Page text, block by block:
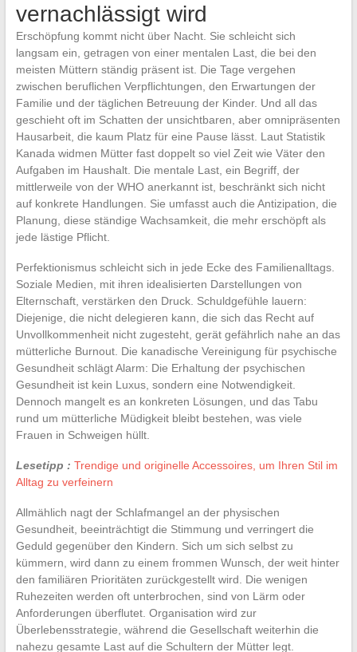
vernachlässigt wird
Erschöpfung kommt nicht über Nacht. Sie schleicht sich
langsam ein, getragen von einer mentalen Last, die bei den
meisten Müttern ständig präsent ist. Die Tage vergehen
zwischen beruflichen Verpflichtungen, den Erwartungen der
Familie und der täglichen Betreuung der Kinder. Und all das
geschieht oft im Schatten der unsichtbaren, aber omnipräsenten
Hausarbeit, die kaum Platz für eine Pause lässt. Laut Statistik
Kanada widmen Mütter fast doppelt so viel Zeit wie Väter den
Aufgaben im Haushalt. Die mentale Last, ein Begriff, der
mittlerweile von der WHO anerkannt ist, beschränkt sich nicht
auf konkrete Handlungen. Sie umfasst auch die Antizipation, die
Planung, diese ständige Wachsamkeit, die mehr erschöpft als
jede lästige Pflicht.
Perfektionismus schleicht sich in jede Ecke des Familienalltags.
Soziale Medien, mit ihren idealisierten Darstellungen von
Elternschaft, verstärken den Druck. Schuldgefühle lauern:
Diejenige, die nicht delegieren kann, die sich das Recht auf
Unvollkommenheit nicht zugesteht, gerät gefährlich nahe an das
mütterliche Burnout. Die kanadische Vereinigung für psychische
Gesundheit schlägt Alarm: Die Erhaltung der psychischen
Gesundheit ist kein Luxus, sondern eine Notwendigkeit.
Dennoch mangelt es an konkreten Lösungen, und das Tabu
rund um mütterliche Müdigkeit bleibt bestehen, was viele
Frauen in Schweigen hüllt.
Lesetipp : Trendige und originelle Accessoires, um Ihren Stil im
Alltag zu verfeinern
Allmählich nagt der Schlafmangel an der physischen
Gesundheit, beeinträchtigt die Stimmung und verringert die
Geduld gegenüber den Kindern. Sich um sich selbst zu
kümmern, wird dann zu einem frommen Wunsch, der weit hinter
den familiären Prioritäten zurückgestellt wird. Die wenigen
Ruhezeiten werden oft unterbrochen, sind von Lärm oder
Anforderungen überflutet. Organisation wird zur
Überlebensstrategie, während die Gesellschaft weiterhin die
nahezu gesamte Last auf die Schultern der Mütter legt.